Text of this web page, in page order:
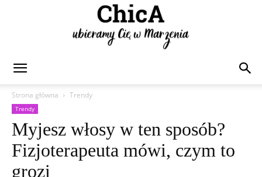
Strona główna
Trendy
Trendy
Myjesz włosy w ten sposób?
Fizjoterapeuta mówi, czym to
grozi